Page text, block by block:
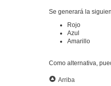
Se generará la
Rojo
Azul
Amarillo
Como alternativa,
Arriba